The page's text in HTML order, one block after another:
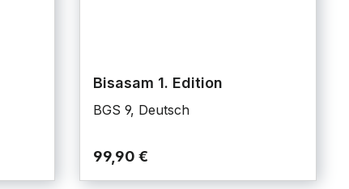
Bisasam 1. Edition
BGS 9, Deutsch
99,90 €